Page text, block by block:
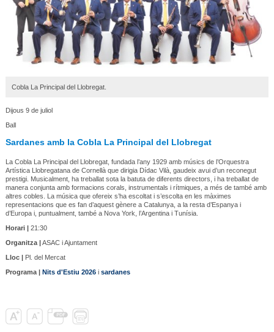
Cobla La Principal del Llobregat.
Dijous 9 de juliol
Ball
Sardanes amb la Cobla La Principal del Llobregat
La Cobla La Principal del Llobregat, fundada l’any 1929 amb músics de l’Orquestra
Artística Llobregatana de Cornellà que dirigia Dídac Vilà, gaudeix avui d’un reconegut
prestigi. Musicalment, ha treballat sota la batuta de diferents directors, i ha treballat de
manera conjunta amb formacions corals, instrumentals i rítmiques, a més de també amb
altres cobles. La música que ofereix s’ha escoltat i s’escolta en les màximes
representacions que es fan d’aquest gènere a Catalunya, a la resta d’Espanya i
d’Europa i, puntualment, també a Nova York, l’Argentina i Tunísia.
Horari |21:30
Organitza |ASAC i Ajuntament
Lloc |Pl. del Mercat
Programa | Nits d'Estiu 2026i sardanes